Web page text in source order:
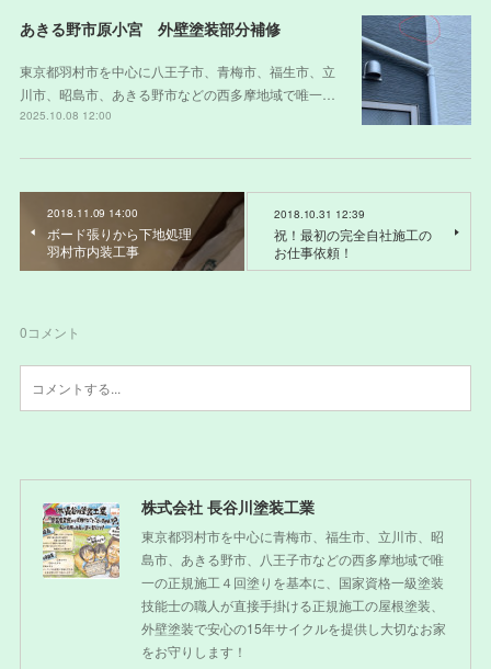
あきる野市原小宮 外壁塗装部分補修
東京都羽村市を中心に八王子市、青梅市、福生市、立
川市、昭島市、あきる野市などの西多摩地域で唯一…
2025.10.08 12:00
2018.11.09 14:00
ボード張りから下地処理
羽村市内装工事
2018.10.31 12:39
祝！最初の完全自社施工の
お仕事依頼！
0コメント
株式会社 長谷川塗装工業
東京都羽村市を中心に青梅市、福生市、立川市、昭
島市、あきる野市、八王子市などの西多摩地域で唯
一の正規施工４回塗りを基本に、国家資格一級塗装
技能士の職人が直接手掛ける正規施工の屋根塗装、
外壁塗装で安心の15年サイクルを提供し大切なお家
をお守りします！